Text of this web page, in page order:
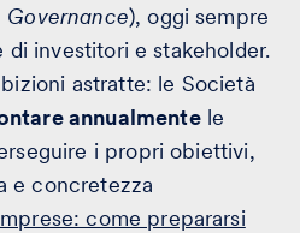
Governance), oggi sempre
investitori e stakeholder.
astratte: le Società
annualmentele
i propri obiettivi,
e concretezza
come prepararsi